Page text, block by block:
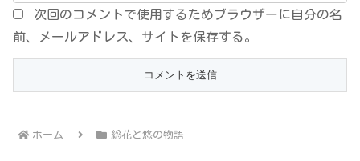
次回のコメントで使用するためブラウザーに自分の名
前、メールアドレス、サイトを保存する。
ホーム 総花と悠の物語